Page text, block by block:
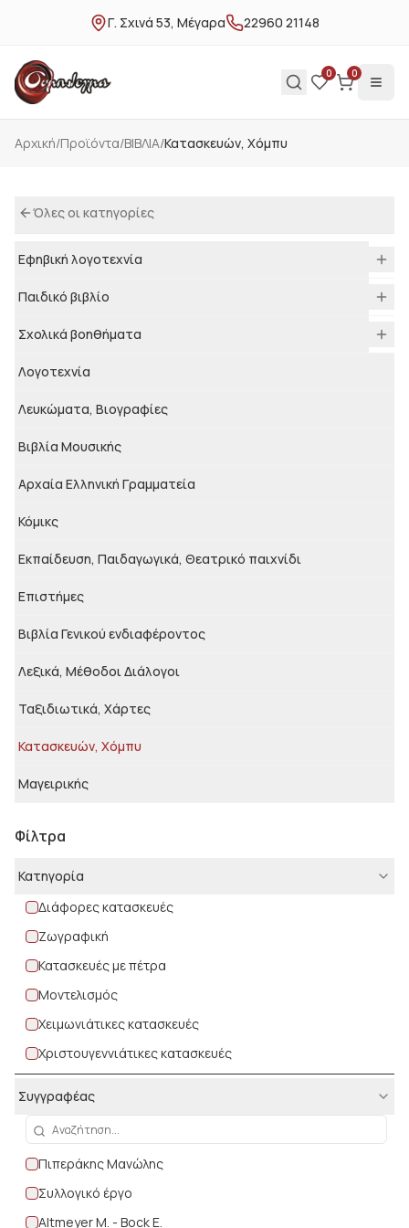
Γ. Σχινά 53, Μέγαρα 22960 21148
0 0
Αρχική/Προϊόντα/ΒΙΒΛΙΑ/Κατασκευών, Χόμπυ
Όλες οι κατηγορίες
Εφηβική λογοτεχνία
Παιδικό βιβλίο
Σχολικά βοηθήματα
Λογοτεχνία
Λευκώματα, Βιογραφίες
Βιβλία Μουσικής
Αρχαία Ελληνική Γραμματεία
Κόμικς
Εκπαίδευση, Παιδαγωγικά, Θεατρικό παιχνίδι
Επιστήμες
Βιβλία Γενικού ενδιαφέροντος
Λεξικά, Μέθοδοι Διάλογοι
Ταξιδιωτικά, Χάρτες
Κατασκευών, Χόμπυ
Μαγειρικής
Φίλτρα
Κατηγορία
Διάφορες κατασκευές
Ζωγραφική
Κατασκευές με πέτρα
Μοντελισμός
Χειμωνιάτικες κατασκευές
Χριστουγεννιάτικες κατασκευές
Συγγραφέας
Πιπεράκης Μανώλης
Συλλογικό έργο
Altmeyer M. - Bock E.